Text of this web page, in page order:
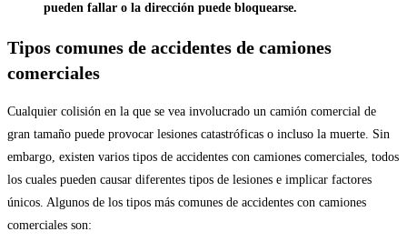
pueden fallar o la dirección puede bloquearse.
Tipos comunes de accidentes de camiones
comerciales
Cualquier colisión en la que se vea involucrado un camión comercial de
gran tamaño puede provocar lesiones catastróficas o incluso la muerte. Sin
embargo, existen varios tipos de accidentes con camiones comerciales, todos
los cuales pueden causar diferentes tipos de lesiones e implicar factores
únicos. Algunos de los tipos más comunes de accidentes con camiones
comerciales son: